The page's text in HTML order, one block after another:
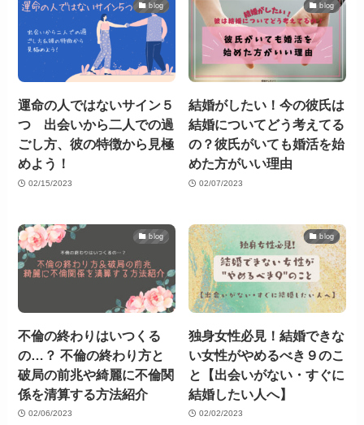
blog
運命の人ではないサイン５
つ 出会いから二人での過
ごし方、彼の特徴から見極
めよう！
02/15/2023
blog
結婚がしたい！今の彼氏は
結婚についてどう考えてる
の？彼氏がいても婚活を始
めた方がいい理由
02/07/2023
blog
不倫の終わりはいつくる
の…？ 不倫の終わり方と
破局の前兆や綺麗に不倫関
係を清算する方法紹介
02/06/2023
blog
独身女性必見！結婚できな
い女性がやめるべき９のこ
と【出会いがない・すぐに
結婚したい人へ】
02/02/2023